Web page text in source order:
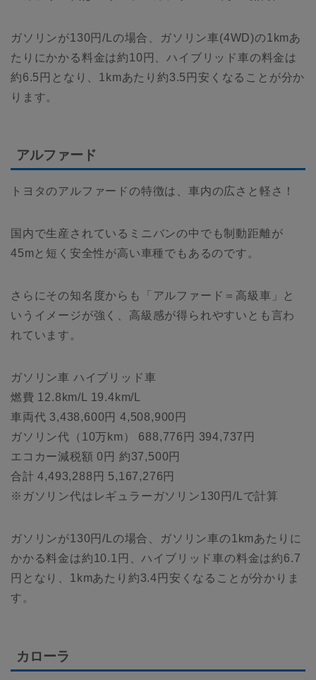
ガソリンが130円/Lの場合、ガソリン車(4WD)の1kmあ
たりにかかる料金は約10円、ハイブリッド車の料金は
約6.5円となり、1kmあたり約3.5円安くなることが分か
ります。
アルファード
トヨタのアルファードの特徴は、車内の広さと軽さ！
国内で生産されているミニバンの中でも制動距離が
45mと短く安全性が高い車種でもあるのです。
さらにその知名度からも「アルファード＝高級車」と
いうイメージが強く、高級感が得られやすいとも言わ
れています。
ガソリン車 ハイブリッド車
燃費 12.8km/L 19.4km/L
車両代 3,438,600円 4,508,900円
ガソリン代（10万km） 688,776円 394,737円
エコカー減税額 0円 約37,500円
合計 4,493,288円 5,167,276円
※ガソリン代はレギュラーガソリン130円/Lで計算
ガソリンが130円/Lの場合、ガソリン車の1kmあたりに
かかる料金は約10.1円、ハイブリッド車の料金は約6.7
円となり、1kmあたり約3.4円安くなることが分かりま
す。
カローラ